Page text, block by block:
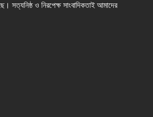
সত্যনিষ্ঠ ও নিরপেক্ষ সাংবাদিকতাই আমাদের